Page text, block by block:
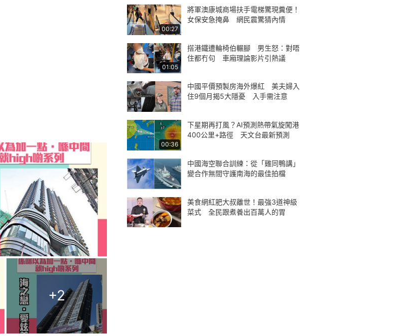
+2
00:27
將軍澳康城商場扶手電梯驚現糞便！
女保安急掩鼻 網民震驚猜內情
01:05
搭港鐵遭輪椅伯輾腳 男生怒：對唔
住都冇句 車廂理論影片引熱議
中國平價預製房海外爆紅 美夫婦入
住9個月揭5大隱憂 入手需注意
00:36
下星期再打風？AI預測熱帶氣旋闖港
400公里+路徑 天文台最新預測
中國海空聯合訓練：從「雞同鴨講」
變合作無間守護南海的最佳拍檔
美食網紅肥大叔離世！最強3道神級
菜式 全民跟煮養出百萬人的胃